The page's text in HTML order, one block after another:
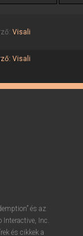
Visali
Visali
és az
Interactive, Inc.
és cikkek a